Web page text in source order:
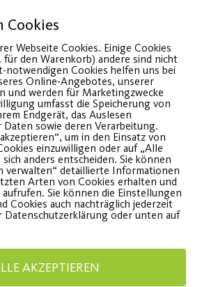
2023
neuer
Cookies
Webseite Cookies. Einige Cookies
den Warenkorb) andere sind nicht
notwendigen Cookies helfen uns bei
Online-Angebotes, unserer
und werden für Marketingzwecke
umfasst die Speicherung von
Endgerät, das Auslesen
sowie deren Verarbeitung.
um in den Einsatz von
einzuwilligen oder auf „Alle
anders entscheiden. Sie können
verwalten“ detaillierte Informationen
Arten von Cookies erhalten und
Sie können die Einstellungen
Cookies auch nachträglich jederzeit
Datenschutzerklärung oder unten auf
AKZEPTIEREN